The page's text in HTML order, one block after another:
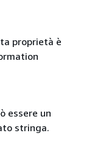
proprietà è
essere un
stringa.